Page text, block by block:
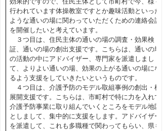
行われています体操教室ですとか趣味活動といった
ような通いの場に関わっていただくための連絡会議
を開催したいと考えています。
３つ目は、住民主体の通いの場の調査・効果検
証、通いの場の創出支援です。こちらは、通いの場
の活動の中にアドバイザー、専門家を派遣しまし
て、よりよい通いの場、効果の上がる通いの場にな
るよう支援をしていきたいというものです。
４つ目は、介護予防のモデル取組事例の創出・横
展開支援です。こちらは、市町村で特に力を入れて
介護予防事業に取り組んでいくところをモデル地区
としまして、集中的に支援をします。アドバイザー
を派遣して、これも多職種で関わってもらい、県も